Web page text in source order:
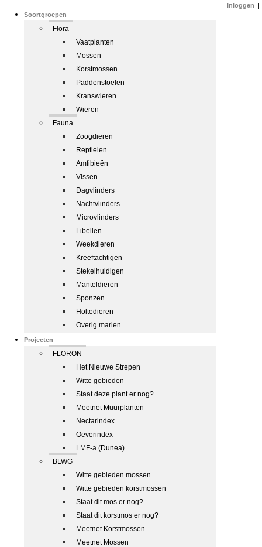
Soortgroepen
Flora
Vaatplanten
Mossen
Korstmossen
Paddenstoelen
Kranswieren
Wieren
Fauna
Zoogdieren
Reptielen
Amfibieën
Vissen
Dagvlinders
Nachtvlinders
Microvlinders
Libellen
Weekdieren
Kreeftachtigen
Stekelhuidigen
Manteldieren
Sponzen
Holtedieren
Overig marien
Projecten
FLORON
Het Nieuwe Strepen
Witte gebieden
Staat deze plant er nog?
Meetnet Muurplanten
Nectarindex
Oeverindex
LMF-a (Dunea)
BLWG
Witte gebieden mossen
Witte gebieden korstmossen
Staat dit mos er nog?
Staat dit korstmos er nog?
Meetnet Korstmossen
Meetnet Mossen
Inloggen |